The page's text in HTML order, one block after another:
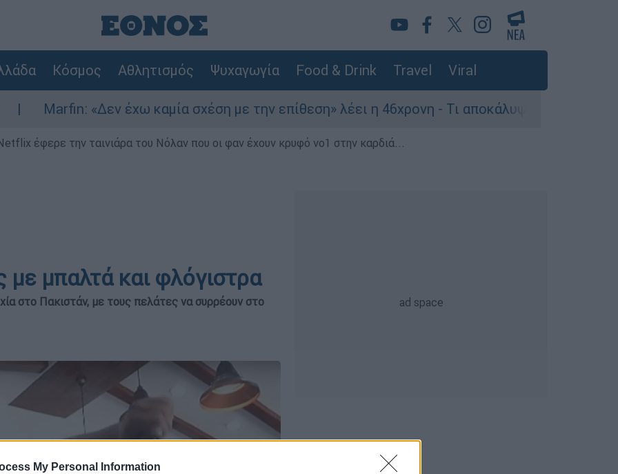
My Personal Information
Κόσμος Αθλητισμός Ψυχαγωγία Food & Drink Travel Viral
Marfin: «Δεν έχω καμία σχέση με την επίθεση» λέει η 46χρονη - Τι αποκάλυψε στους
έφερε την ταινιάρα του Νόλαν που οι φαν έχουν κρυφό νο1 στην καρδιά...
μπαλτά και φλόγιστρα
στο Πακιστάν, με τους πελάτες να συρρέουν στο